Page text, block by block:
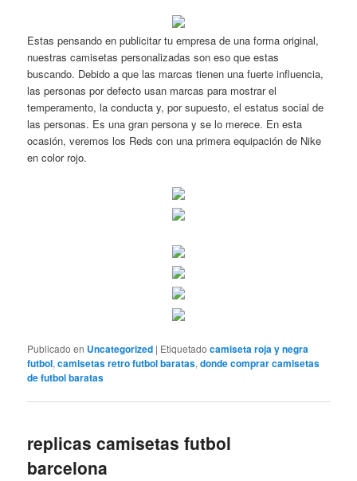
Estas pensando en publicitar tu empresa de una forma original,
nuestras camisetas personalizadas son eso que estas
buscando. Debido a que las marcas tienen una fuerte influencia,
las personas por defecto usan marcas para mostrar el
temperamento, la conducta y, por supuesto, el estatus social de
las personas. Es una gran persona y se lo merece. En esta
ocasión, veremos los Reds con una primera equipación de Nike
en color rojo.
Publicado en Uncategorized | Etiquetado camiseta roja y negra
futbol,camisetas retro futbol baratas,donde comprar camisetas
de futbol baratas
replicas camisetas futbol
barcelona